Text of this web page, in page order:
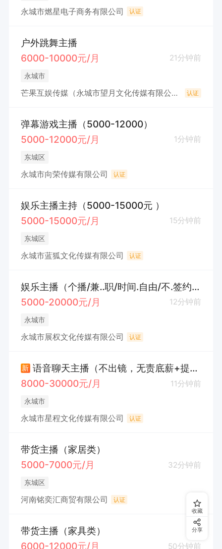
永城市燃星电子商务有限公司 认证
户外跳舞主播
6000-10000元/月
21分钟前
永城市
芒果互娱传媒（永城市望月文化传媒有限公司） 认证
弹幕游戏主播（5000-12000）
5000-12000元/月
1分钟前
东城区
永城市向荣传媒有限公司 认证
娱乐主播主持（5000-15000元 ）
5000-15000元/月
15分钟前
东城区
永城市蓝狐文化传媒有限公司 认证
娱乐主播（个播/兼..职/时间.自由/不.签约）透明化
5000-20000元/月
12分钟前
永城市
永城市展权文化传媒有限公司 认证
新
语音聊天主播（不出镜，无责底薪+提成）
8000-30000元/月
11分钟前
永城市
永城市星程文化传媒有限公司 认证
带货主播（家居类）
5000-7000元/月
32分钟前
东城区
河南铭奕汇商贸有限公司 认证
带货主播（家具类）
6000-12000元/月
50分钟前
收藏
分享